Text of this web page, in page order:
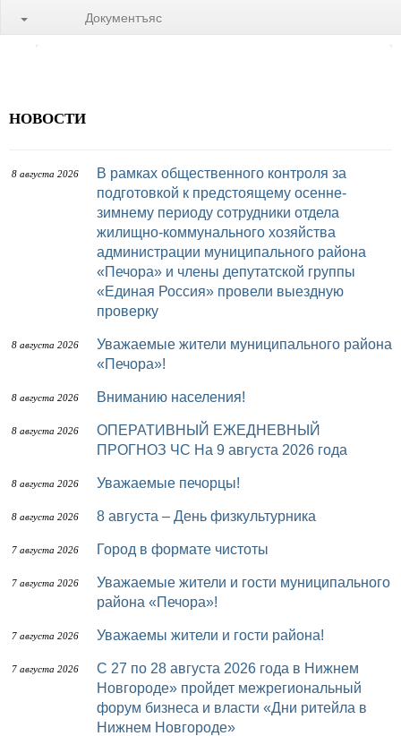
Документъяс
НОВОСТИ
8 августа 2026
В рамках общественного контроля за
подготовкой к предстоящему осенне-
зимнему периоду сотрудники отдела
жилищно-коммунального хозяйства
администрации муниципального района
«Печора» и члены депутатской группы
«Единая Россия» провели выездную
проверку
8 августа 2026
Уважаемые жители муниципального района
«Печора»!
8 августа 2026 Вниманию населения!
8 августа 2026
ОПЕРАТИВНЫЙ ЕЖЕДНЕВНЫЙ
ПРОГНОЗ ЧС На 9 августа 2026 года
8 августа 2026 Уважаемые печорцы!
8 августа 2026 8 августа – День физкультурника
7 августа 2026 Город в формате чистоты
7 августа 2026
Уважаемые жители и гости муниципального
района «Печора»!
7 августа 2026 Уважаемы жители и гости района!
7 августа 2026
с 27 по 28 августа 2026 года в Нижнем
Новгороде» пройдет межрегиональный
форум бизнеса и власти «Дни ритейла в
Нижнем Новгороде»